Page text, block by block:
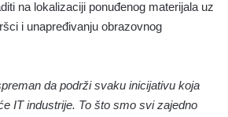
na lokalizaciji ponuđenog materijala uz
i unapređivanju obrazovnog
da podrži svaku inicijativu koja
IT industrije. To što smo svi zajedno